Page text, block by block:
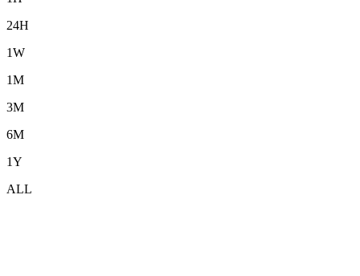
24H
1W
1M
3M
6M
1Y
ALL